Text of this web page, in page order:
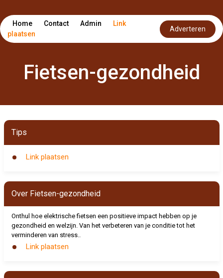
Home Contact Admin
Link
plaatsen
Adverteren
Fietsen-gezondheid
Tips
Link plaatsen
Over Fietsen-gezondheid
Onthul hoe elektrische fietsen een positieve impact hebben op je
gezondheid en welzijn. Van het verbeteren van je conditie tot het
verminderen van stress..
Link plaatsen